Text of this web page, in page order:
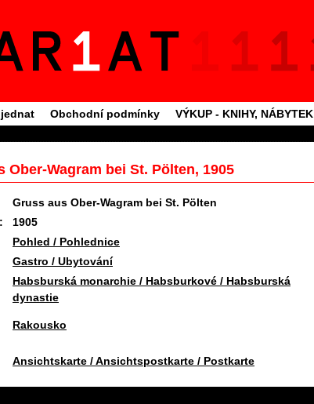
Obchodní podmínky VÝKUP - KNIHY, NÁBYTEK
Ober-Wagram bei St. Pölten, 1905
Gruss aus Ober-Wagram bei St. Pölten
1905
Pohled / Pohlednice
Gastro / Ubytování
Habsburská monarchie / Habsburkové / Habsburská
dynastie
Rakousko
Ansichtskarte / Ansichtspostkarte / Postkarte